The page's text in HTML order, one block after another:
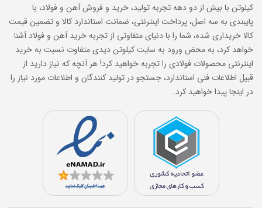
کیلوتن با بیش از دو دهه تجربه تولید، خرید و فروش آهن و فولاد، با
پایبندی به سه اصل، پرداخت اینترنتی، ضمانت استاندارد کالا و تضمین قیمت
کالا خریداری شده، شما را با دنیای متفاوتی از تجربه خرید آهن و فولاد آشنا
خواهد کرد، به محض ورود به سایت کیلوتن دیدی متفاوت نسبت به خرید
اینترنتی محصولات فولادی را تجربه خواهید کرد! هر آنچه که نیاز دارید از
قبیل اطلاعات فنی استاندارد، جستجو در تولید کنندگان و اطلاعات مورد نیاز را
در اینجا پیدا خواهید کرد.